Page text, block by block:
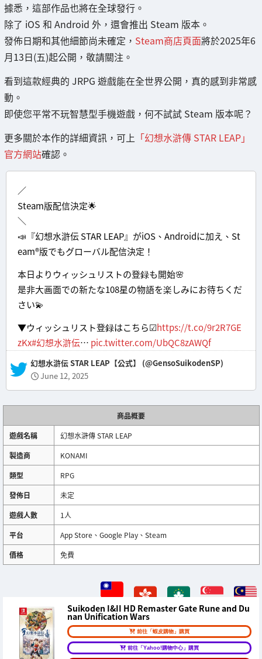
據悉，這部作品也將在全球發行。
除了 iOS 和 Android 外，還會推出 Steam 版本。
發佈日期和其他細節尚未確定， Steam商店頁面將於2025年6
月13日(五)起公開，敬請關注。
看到這款經典的 JRPG 遊戲能在全世界公開，真的感到非常感
動。
即使您平常不玩智慧型手機遊戲，何不試試 Steam 版本呢？
更多關於本作的詳細資訊，可上 「幻想水滸傳 STAR LEAP」
官方網站確認。
／
Steam版配信決定🌟
＼
📣『幻想水滸伝 STAR LEAP』がiOS、Androidに加え、St
eam®版でもグローバル配信決定！
本日よりウィッシュリストの登録も開始🌸
是非大画面での新たな108星の物語を楽しみにお待ちくだ
さい💫
▼ウィッシュリスト登録はこちら☑https://t.co/9r2R7GE
zKx#幻想水滸伝… pic.twitter.com/UbQC8zAWQf
— 幻想水滸伝 STAR LEAP【公式】 (@GensoSuikodenSP)
June 12, 2025
商品概要
遊戲名稱
幻想水滸傳 STAR LEAP
製造商
KONAMI
類型
RPG
發佈日
未定
遊戲人數
1人
平台
App Store、Google Play、Steam
價格
免費
Suikoden I&II HD Remaster Gate Rune and Du
nan Unification Wars
前往「蝦皮購物」購買
前往「Yahoo!購物中心」購買